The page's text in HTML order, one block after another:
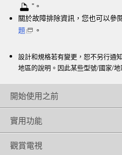
”。
關於故障排除資訊，您也可以參
題
。
設計和規格若有變更，恕不另行通
地區的說明。因此某些型號/國家/
開始使用之前
實用功能
觀賞電視